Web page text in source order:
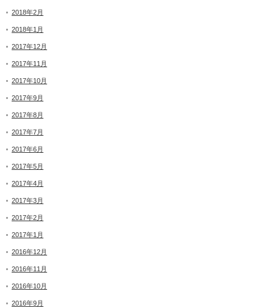
2018年2月
2018年1月
2017年12月
2017年11月
2017年10月
2017年9月
2017年8月
2017年7月
2017年6月
2017年5月
2017年4月
2017年3月
2017年2月
2017年1月
2016年12月
2016年11月
2016年10月
2016年9月